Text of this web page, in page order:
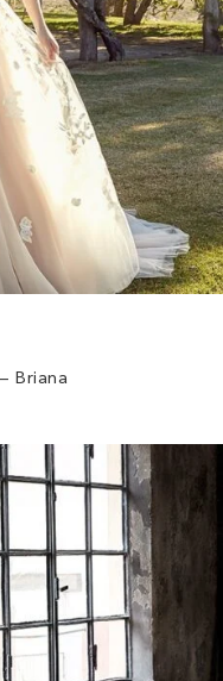
Briana